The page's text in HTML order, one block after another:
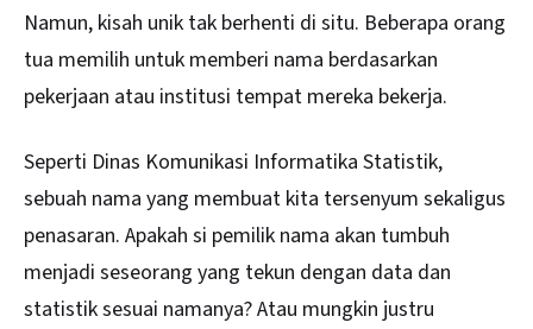
Namun, kisah unik tak berhenti di situ. Beberapa orang
tua memilih untuk memberi nama berdasarkan
pekerjaan atau institusi tempat mereka bekerja.
Seperti Dinas Komunikasi Informatika Statistik,
sebuah nama yang membuat kita tersenyum sekaligus
penasaran. Apakah si pemilik nama akan tumbuh
menjadi seseorang yang tekun dengan data dan
statistik sesuai namanya? Atau mungkin justru